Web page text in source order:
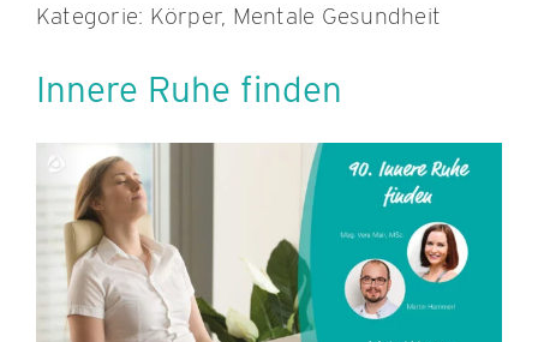
KARRIERE
AKTUELLES
KONTAKT
Kategorie: Körper, Mentale Gesundheit
Innere Ruhe finden